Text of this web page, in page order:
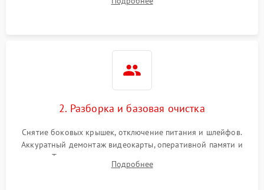
локализации базовых неисправностей без полного разбора.
2. Разборка и базовая очистка
Снятие боковых крышек, отключение питания и шлейфов.
Аккуратный демонтаж видеокарты, оперативной памяти и
кулеров. Тщательная очистка корпуса и радиаторов от пыли
с помощью сжатого воздуха для предотвращения
Подробнее